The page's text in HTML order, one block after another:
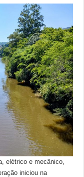
elétrico e mecânico,
iniciou na